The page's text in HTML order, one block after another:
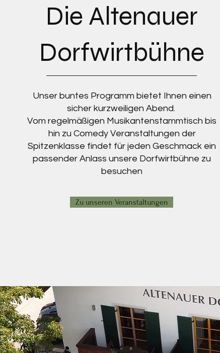
Die Altenauer
Dorfwirtbühne
Unser buntes Programm bietet Ihnen einen
sicher kurzweiligen Abend.
Vom regelmäßigen Musikantenstammtisch bis
hin zu Comedy Veranstaltungen der
Spitzenklasse findet für jeden Geschmack ein
passender Anlass unsere Dorfwirtbühne zu
besuchen
Zu unseren Veranstaltungen